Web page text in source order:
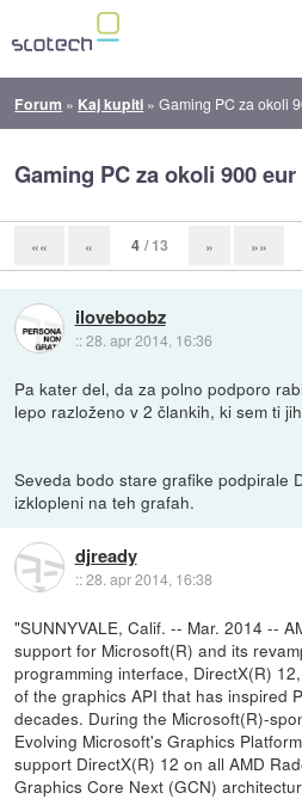
Forum » Kaj kupiti »Gaming PC za okoli
Gaming PC za okoli 900 eur
«« « 4 / 13 » »»
iloveboobz
::28. apr 2014, 16:36
Pa kater del, da za polno podporo
lepo razloženo v 2 člankih, ki sem ti
Seveda bodo stare grafike podpirale
izklopleni na teh grafah.
djready
::28. apr 2014, 16:38
"SUNNYVALE, Calif. -- Mar. 2014 --
support for Microsoft(R) and its
programming interface, DirectX(R)
of the graphics API that has inspired
decades. During the Microsoft(R)-
Evolving Microsoft's Graphics
support DirectX(R) 12 on all AMD
Graphics Core Next (GCN)